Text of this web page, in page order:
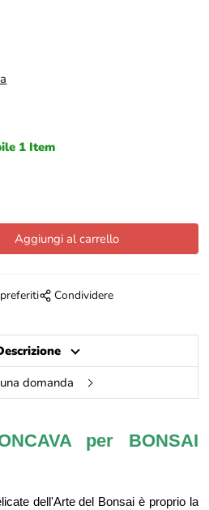
1 Item
Condividere
domanda
per BONSAI
dell'Arte del Bonsai è proprio la